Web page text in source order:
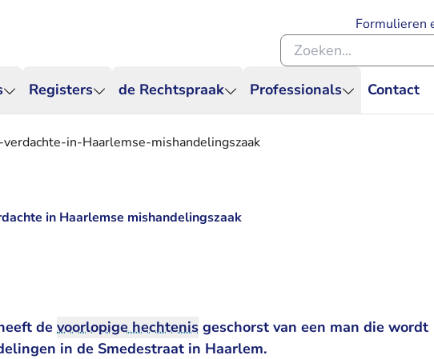
Registers de Rechtspraak Professionals Contact
Formulieren
Zoeken binnen de
in-Haarlemse-mishandelingszaak
in Haarlemse mishandelingszaak
de voorlopige hechtenis geschorst van een man die wordt
in de Smedestraat in Haarlem.